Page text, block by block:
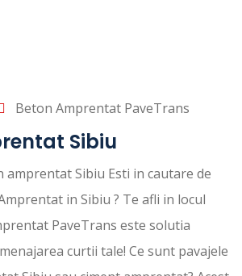
Beton Amprentat PaveTrans
Sibiu
amprentat Sibiu Esti in cautare de
in Sibiu ? Te afli in locul
PaveTrans este solutia
curtii tale! Ce sunt pavajele